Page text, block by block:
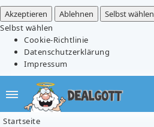
Akzeptieren
Ablehnen Selbst wählen
Selbst wählen
Cookie-Richtlinie
Datenschutzerklärung
Impressum
Startseite